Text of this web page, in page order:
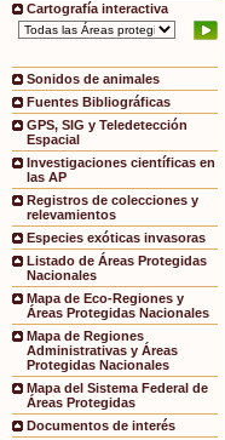
Cartografía interactiva
Sonidos de animales
Fuentes Bibliográficas
GPS, SIG y Teledetección
Espacial
Investigaciones científicas en
las AP
Registros de colecciones y
relevamientos
Especies exóticas invasoras
Listado de Áreas Protegidas
Nacionales
Mapa de Eco-Regiones y
Áreas Protegidas Nacionales
Mapa de Regiones
Administrativas y Áreas
Protegidas Nacionales
Mapa del Sistema Federal de
Áreas Protegidas
Documentos de interés